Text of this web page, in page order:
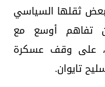
ثقلها السياسي
تفاهم أوسع مع
على وقف عسكرة
تايوان.